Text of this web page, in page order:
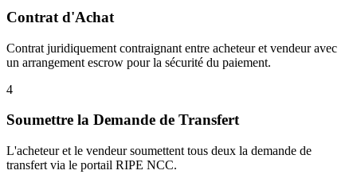
Contrat d'Achat
Contrat juridiquement contraignant entre acheteur et vendeur avec
un arrangement escrow pour la sécurité du paiement.
4
Soumettre la Demande de Transfert
L'acheteur et le vendeur soumettent tous deux la demande de
transfert via le portail RIPE NCC.